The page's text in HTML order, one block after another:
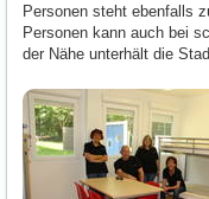
Personen steht ebenfalls
Personen kann auch bei
der Nähe unterhält die